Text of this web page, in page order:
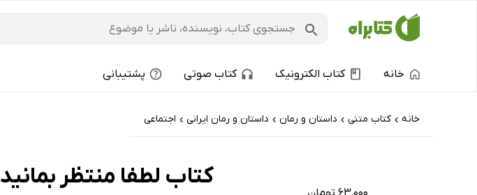
خانه کتاب الکترونیک کتاب صوتی پشتیبانی
خانه › کتاب‌ متنی › داستان و رمان › داستان و رمان ایرانی › اجتماعی
کتاب لطفا منتظر بمانید